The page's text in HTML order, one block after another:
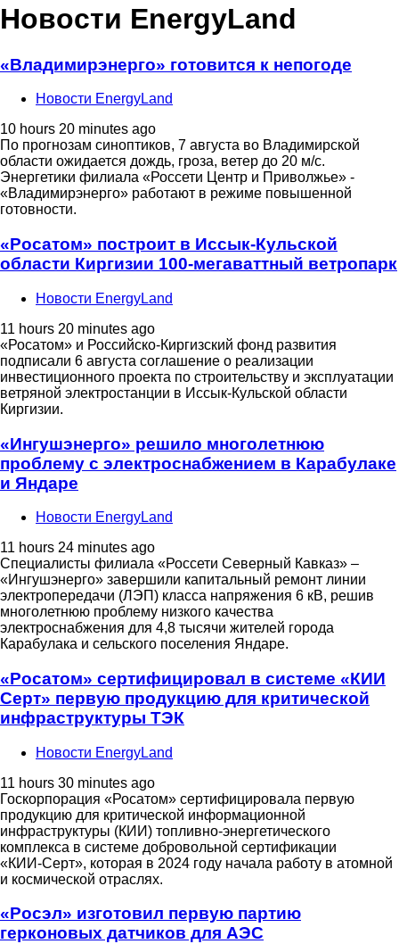
Новости EnergyLand
«Владимирэнерго» готовится к непогоде
Новости EnergyLand
10 hours 20 minutes ago
По прогнозам синоптиков, 7 августа во Владимирской
области ожидается дождь, гроза, ветер до 20 м/с.
Энергетики филиала «Россети Центр и Приволжье» -
«Владимирэнерго» работают в режиме повышенной
готовности.
«Росатом» построит в Иссык-Кульской
области Киргизии 100-мегаваттный ветропарк
Новости EnergyLand
11 hours 20 minutes ago
«Росатом» и Российско-Киргизский фонд развития
подписали 6 августа соглашение о реализации
инвестиционного проекта по строительству и эксплуатации
ветряной электростанции в Иссык-Кульской области
Киргизии.
«Ингушэнерго» решило многолетнюю
проблему с электроснабжением в Карабулаке
и Яндаре
Новости EnergyLand
11 hours 24 minutes ago
Специалисты филиала «Россети Северный Кавказ» –
«Ингушэнерго» завершили капитальный ремонт линии
электропередачи (ЛЭП) класса напряжения 6 кВ, решив
многолетнюю проблему низкого качества
электроснабжения для 4,8 тысячи жителей города
Карабулака и сельского поселения Яндаре.
«Росатом» сертифицировал в системе «КИИ
Серт» первую продукцию для критической
инфраструктуры ТЭК
Новости EnergyLand
11 hours 30 minutes ago
Госкорпорация «Росатом» сертифицировала первую
продукцию для критической информационной
инфраструктуры (КИИ) топливно-энергетического
комплекса в системе добровольной сертификации
«КИИ‑Серт», которая в 2024 году начала работу в атомной
и космической отраслях.
«Росэл» изготовил первую партию
герконовых датчиков для АЭС